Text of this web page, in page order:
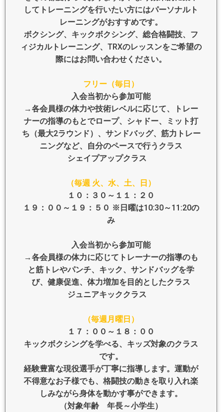
してトレーニングを行いたい方にはパーソナルト
レーニングがおすすめです。
ボクシング、キックボクシング、総合格闘技、フ
ィジカルトレーニング、TRXのレッスンをご希望の
際にはお問い合わせください。
フリー（毎日）
入会当初から参加可能
→各会員様の体力や技術レベルに応じて、トレー
ナーの指導のもとでロープ、シャドー、ミット打
ち（最大2ラウンド）、サンドバッグ、筋力トレー
ニングなど、自分のペースで行うクラス
シェイプアップクラス
（毎週 火、水、土、日）
１０：３０～１１：２０
１９：００～１９：５０ ※日曜は10:30～11:20の
み
入会当初から参加可能
→各会員様の体力に応じてトレーナーの指導のも
と筋トレやパンチ、キック、サンドバッグを学
び、健康促進、体力増加を目的としたクラス
ジュニアキッククラス
（毎週月曜日）
１７：００～１８：００
キックボクシングを学べる、キッズ対象のクラス
です。
経験豊富な現役選手が丁寧に指導します。運動が
不得意なお子様でも、格闘技の動きを取り入れ楽
しみながら身体を動かす事ができます。
（対象年齢 年長～小学生）